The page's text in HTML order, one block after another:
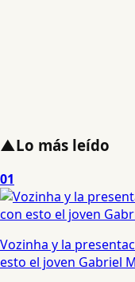
▲Lo más leído
01
Vozinha y la
esto el joven Gabriel